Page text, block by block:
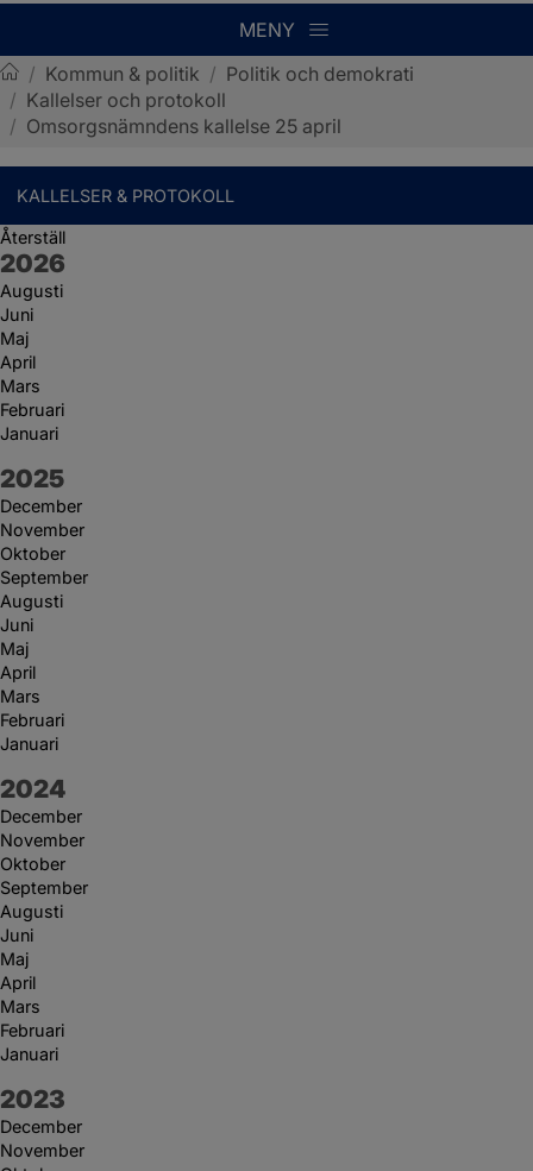
MENY
Sotenäs kommun
/ Kommun & politik / Politik och demokrati
/ Kallelser och protokoll
/ Omsorgsnämndens kallelse 25 april
KALLELSER & PROTOKOLL
Återställ
År:
2026
Augusti
Juni
Maj
April
Mars
Februari
Januari
År:
2025
December
November
Oktober
September
Augusti
Juni
Maj
April
Mars
Februari
Januari
År:
2024
December
November
Oktober
September
Augusti
Juni
Maj
April
Mars
Februari
Januari
År:
2023
December
November